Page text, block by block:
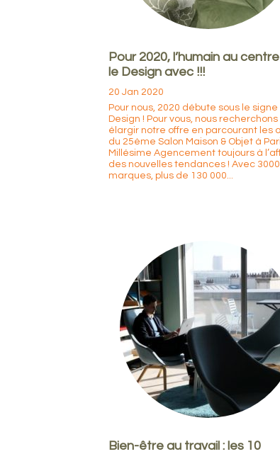
Pour 2020, l’humain au
le Design avec !!!
20 Jan 2020
Pour nous, 2020 débute sous le signe
Design ! Pour vous, nous recherchons
élargir notre offre en parcourant les
du 25ème Salon Maison & Objet à
Millésime Agencement toujours à
des nouvelles tendances ! Avec 3000
marques, plus de 130 000...
Bien-être au travail : les 10